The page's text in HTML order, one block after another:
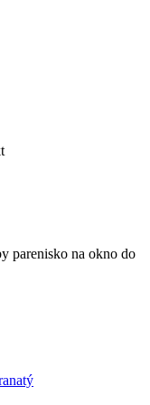
parenisko na okno do